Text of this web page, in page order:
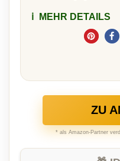
ℹ️ MEHR DETAILS
ZU
* als Amazon-Partner